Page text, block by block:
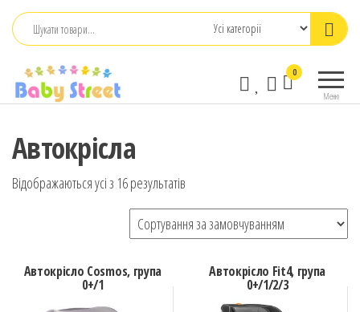
Перейти
babystreet.com.ua
– інтернет-
та
Меню
0
Автокрісла
Відображаються усі з 16 результатів
Автокрісло Cosmos, група
0+/1
Автокрісло Fit4, група
0+/1/2/3